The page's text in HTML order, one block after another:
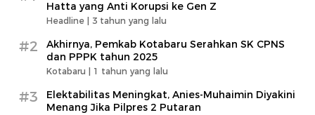
Hatta yang Anti Korupsi ke Gen Z
Headline | 3 tahun yang lalu
#2
Akhirnya, Pemkab Kotabaru Serahkan SK CPNS
dan PPPK tahun 2025
Kotabaru | 1 tahun yang lalu
#3
Elektabilitas Meningkat, Anies-Muhaimin Diyakini
Menang Jika Pilpres 2 Putaran